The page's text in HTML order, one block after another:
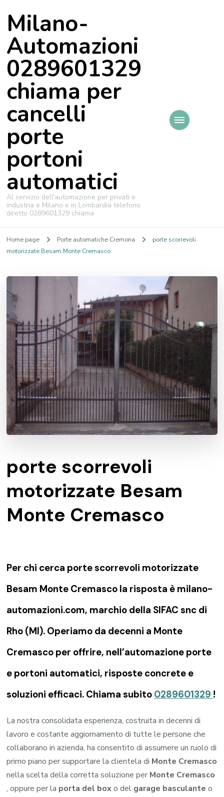
Milano-
Automazioni
0289601329
chiama per
cancelli
porte
portoni
automatici
Al servizio dell'automazione per privati e
industria e Milano e in Lombardia telefono
diretto 0289601329 chiama
Home page Porte automatiche Cremona
porte scorrevoli
motorizzate Besam Monte Cremasco
porte scorrevoli
motorizzate Besam
Monte Cremasco
Per chi cerca porte scorrevoli motorizzate
Besam Monte Cremasco la risposta è milano-
automazioni.com, marchio della SIFAC snc di
Rho (MI). Operiamo da decenni a Monte
Cremasco per offrire, nell’automazione porte
e portoni automatici, risposte concrete e
soluzioni efficaci. Chiama subito 0289601329 !
La nostra consolidata esperienza, costruita in decenni di
lavoro e costante aggiornamento di tutte le persone che
collaborano in azienda, ha consentito di assumere un ruolo di
primo piano per supportare la clientela di Monte Cremasco
nella scelta della corretta soluzione per Monte Cremasco
, oppure per la porta del boxo del garage basculante o